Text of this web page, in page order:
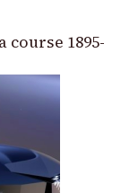
course 1895-